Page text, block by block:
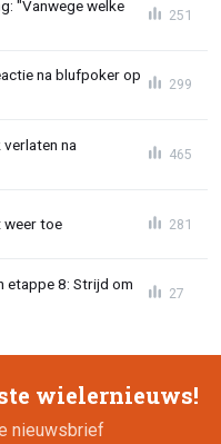
"Vanwege welke
251
na blufpoker op
299
na
465
weer toe 281
etappe 8: Strijd om
27
wielernieuws!
nieuwsbrief